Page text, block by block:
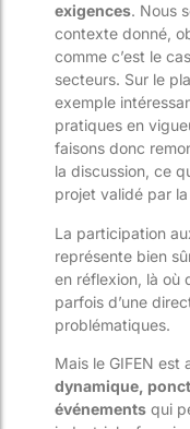
exigences. Nous
contexte donné,
comme c’est le
secteurs. Sur le
exemple
pratiques en
faisons donc
la discussion, ce
projet validé par
La participation
représente bien
en réflexion, là où
parfois d’une
problématiques.
Mais le GIFEN est
dynamique,
événements qui